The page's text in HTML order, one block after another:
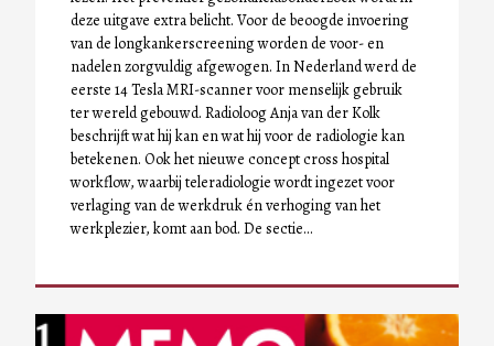
deze uitgave extra belicht. Voor de beoogde invoering
van de longkankerscreening worden de voor- en
nadelen zorgvuldig afgewogen. In Nederland werd de
eerste 14 Tesla MRI-scanner voor menselijk gebruik
ter wereld gebouwd. Radioloog Anja van der Kolk
beschrijft wat hij kan en wat hij voor de radiologie kan
betekenen. Ook het nieuwe concept cross hospital
workflow, waarbij teleradiologie wordt ingezet voor
verlaging van de werkdruk én verhoging van het
werkplezier, komt aan bod. De sectie…